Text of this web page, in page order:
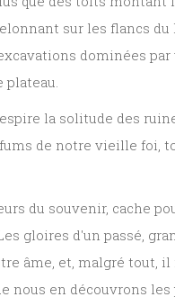
sur les flancs du
dominées par
plateau.
la solitude des
de notre vieille foi,
du souvenir, cache
gloires d'un passé,
âme, et, malgré tout, il
nous en découvrons